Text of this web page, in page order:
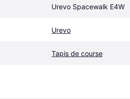
Urevo Spacewalk E4W
Urevo
Tapis de course